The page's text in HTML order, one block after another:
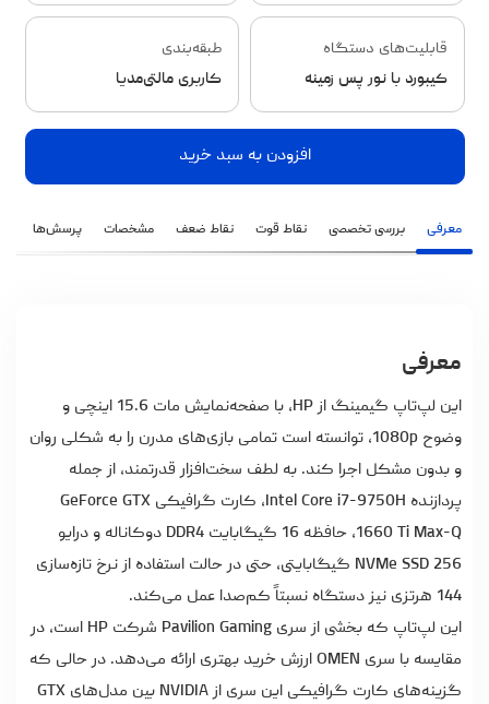
قابلیت‌های دستگاه
کیبورد با نور پس زمینه
طبقه‌بندی
کاربری مالتی‌مدیا
افزودن به سبد خرید
معرفی بررسی تخصصی نقاط قوت نقاط ضعف مشخصات پرسش‌ها
معرفی
این لپ‌تاپ گیمینگ از HP، با صفحه‌نمایش مات 15.6 اینچی و
وضوح 1080p، توانسته است تمامی بازی‌های مدرن را به شکلی روان
و بدون مشکل اجرا کند. به لطف سخت‌افزار قدرتمند، از جمله
پردازنده Intel Core i7-9750H، کارت گرافیکی GeForce GTX
1660 Ti Max-Q، حافظه 16 گیگابایت DDR4 دوکاناله و درایو
NVMe SSD 256 گیگابایتی، حتی در حالت استفاده از نرخ تازه‌سازی
144 هرتزی نیز دستگاه نسبتاً کم‌صدا عمل می‌کند.
این لپ‌تاپ که بخشی از سری Pavilion Gaming شرکت HP است، در
مقایسه با سری OMEN ارزش خرید بهتری ارائه می‌دهد. در حالی که
گزینه‌های کارت گرافیکی این سری از NVIDIA بین مدل‌های GTX